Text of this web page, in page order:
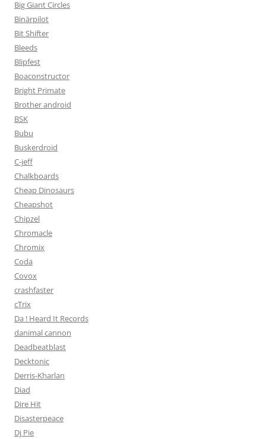
Big Giant Circles
Binärpilot
Bit Shifter
Bleeds
Blipfest
Boaconstructor
Bright Primate
Brother android
BSK
Bubu
Buskerdroid
C-jeff
Chalkboards
Cheap Dinosaurs
Cheapshot
Chipzel
Chromacle
Chromix
Coda
Covox
crashfaster
cTrix
Da ! Heard It Records
danimal cannon
Deadbeatblast
Decktonic
Derris-Kharlan
Diad
Dire Hit
Disasterpeace
Dj Pie